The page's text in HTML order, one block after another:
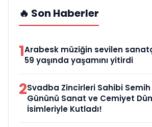
🔥 Son Haberler
1Arabesk müziğin sevilen
59 yaşında yaşamını yitirdi
2Svadba Zincirleri Sahibi Semih
Gününü Sanat ve Cemiyet
İsimleriyle Kutladı!